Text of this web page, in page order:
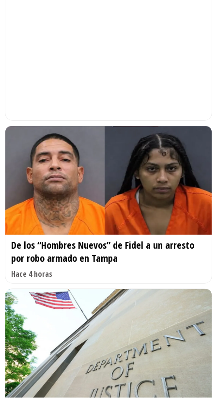
De los “Hombres Nuevos” de Fidel a un arresto
por robo armado en Tampa
Hace 4 horas